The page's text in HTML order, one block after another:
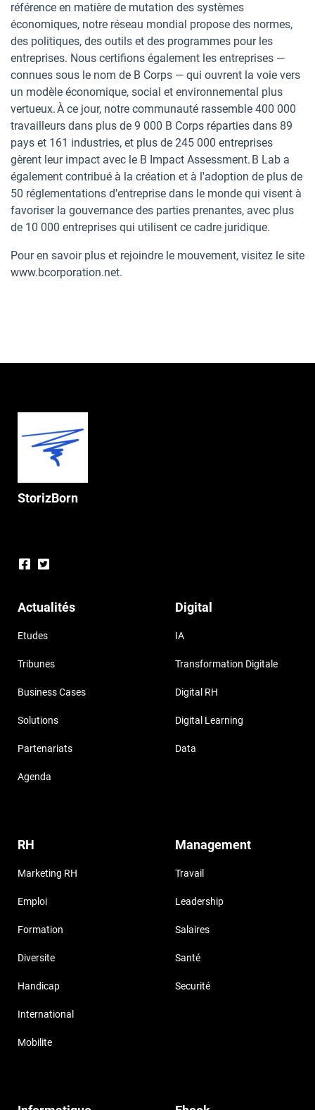
référence en matière de mutation des systèmes
économiques, notre réseau mondial propose des normes,
des politiques, des outils et des programmes pour les
entreprises. Nous certifions également les entreprises —
connues sous le nom de B Corps — qui ouvrent la voie vers
un modèle économique, social et environnemental plus
vertueux. À ce jour, notre communauté rassemble 400 000
travailleurs dans plus de 9 000 B Corps réparties dans 89
pays et 161 industries, et plus de 245 000 entreprises
gèrent leur impact avec le B Impact Assessment. B Lab a
également contribué à la création et à l'adoption de plus de
50 réglementations d'entreprise dans le monde qui visent à
favoriser la gouvernance des parties prenantes, avec plus
de 10 000 entreprises qui utilisent ce cadre juridique.
Pour en savoir plus et rejoindre le mouvement, visitez le site
www.bcorporation.net.
StorizBorn
Actualités
Etudes
Tribunes
Business Cases
Solutions
Partenariats
Agenda
Digital
IA
Transformation Digitale
Digital RH
Digital Learning
Data
RH
Marketing RH
Emploi
Formation
Diversite
Handicap
International
Mobilite
Management
Travail
Leadership
Salaires
Santé
Securité